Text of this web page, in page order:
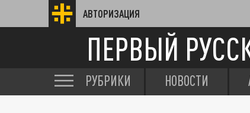
АВТОРИЗАЦИЯ
ПЕРВЫЙ
РУБРИКИ НОВОСТИ